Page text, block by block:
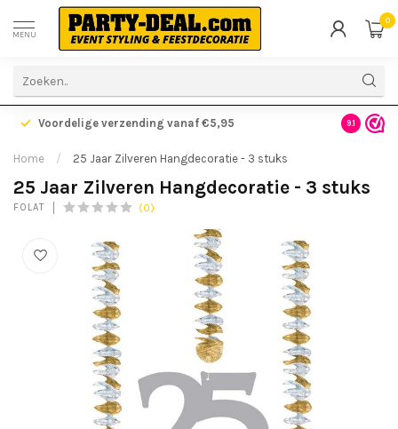
MENU
0
Voordelige verzending vanaf €5,95 Gratis
9.1
Home / 25 Jaar Zilveren Hangdecoratie - 3 stuks
25 Jaar Zilveren Hangdecoratie - 3 stuks
FOLAT (0)